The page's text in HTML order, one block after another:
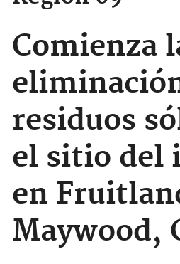
Comienza
residuos
el sitio del
en
Maywood,